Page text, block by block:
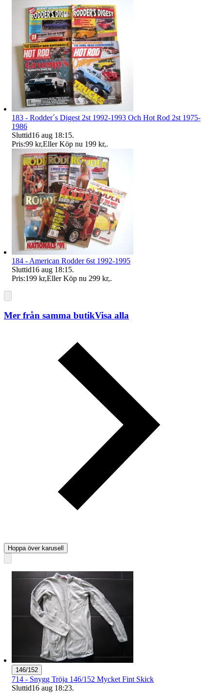
183 - Rodder´s Digest 2st 1992-1993 Och Hot Rod 2st 1975-
1986
Sluttid16 aug 18:15.
Pris:99 kr,Eller Köp nu 199 kr,.
184 - American Rodder 6st 1992-1995
Sluttid16 aug 18:15.
Pris:199 kr,Eller Köp nu 299 kr,.
Mer från samma butikVisa alla
Hoppa över karusell
146/152
714 - Snygg Tröja 146/152 Mycket Fint Skick
Sluttid16 aug 18:23.